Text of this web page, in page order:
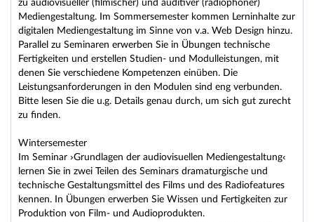
zu audiovisueller (filmischer) und auditiver (radiophoner)
Mediengestaltung. Im Sommersemester kommen Lerninhalte zur
digitalen Mediengestaltung im Sinne von v.a. Web Design hinzu.
Parallel zu Seminaren erwerben Sie in Übungen technische
Fertigkeiten und erstellen Studien- und Modulleistungen, mit
denen Sie verschiedene Kompetenzen einüben. Die
Leistungsanforderungen in den Modulen sind eng verbunden.
Bitte lesen Sie die u.g. Details genau durch, um sich gut zurecht
zu finden.
Wintersemester
Im Seminar ›Grundlagen der audiovisuellen Mediengestaltung‹
lernen Sie in zwei Teilen des Seminars dramaturgische und
technische Gestaltungsmittel des Films und des Radiofeatures
kennen. In Übungen erwerben Sie Wissen und Fertigkeiten zur
Produktion von Film- und Audioprodukten.